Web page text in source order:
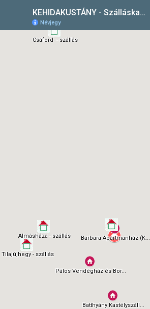
Barbara Apartmanház (K...
Pálos Vendégház és Bor...
Batthyány Kastélyszáll...
Csáford - szállás
Tilajújhegy - szállás
Almásháza - szállás
KEHIDAKUSTÁNY - Szálláskatalógus
Névjegy